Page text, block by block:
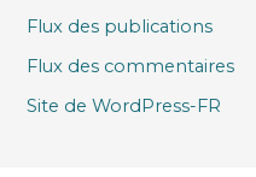
Flux des publications
Flux des commentaires
Site de WordPress-FR